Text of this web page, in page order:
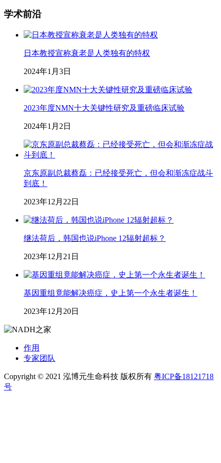
学术前沿
日本教授宣称衰老是人类独有的特权
2024年1月3日
2023年度NMN十大关键性研究及重磅临床试验
2024年1月2日
京东原副总裁蔡磊：已经接受死亡，但会和渐冻症战斗
到底！
2023年12月22日
继法荷后，韩国也说iPhone 12辐射超标？
2023年12月21日
基因重组竟能解决癌症，史上第一个永生者诞生！
2023年12月20日
作用
专家团队
Copyright © 2021 泓博元生命科技 版权所有 粤ICP备18121718
号